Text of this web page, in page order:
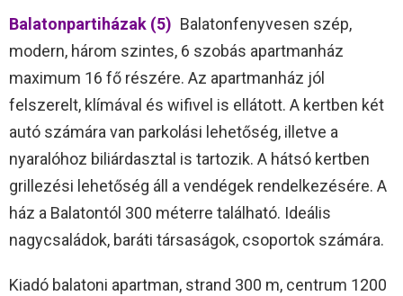
Balatonpartiházak (5) Balatonfenyvesen szép,
modern, három szintes, 6 szobás apartmanház
maximum 16 fő részére. Az apartmanház jól
felszerelt, klímával és wifivel is ellátott. A kertben két
autó számára van parkolási lehetőség, illetve a
nyaralóhoz biliárdasztal is tartozik. A hátsó kertben
grillezési lehetőség áll a vendégek rendelkezésére. A
ház a Balatontól 300 méterre található. Ideális
nagycsaládok, baráti társaságok, csoportok számára.
Kiadó balatoni apartman, strand 300 m, centrum 1200